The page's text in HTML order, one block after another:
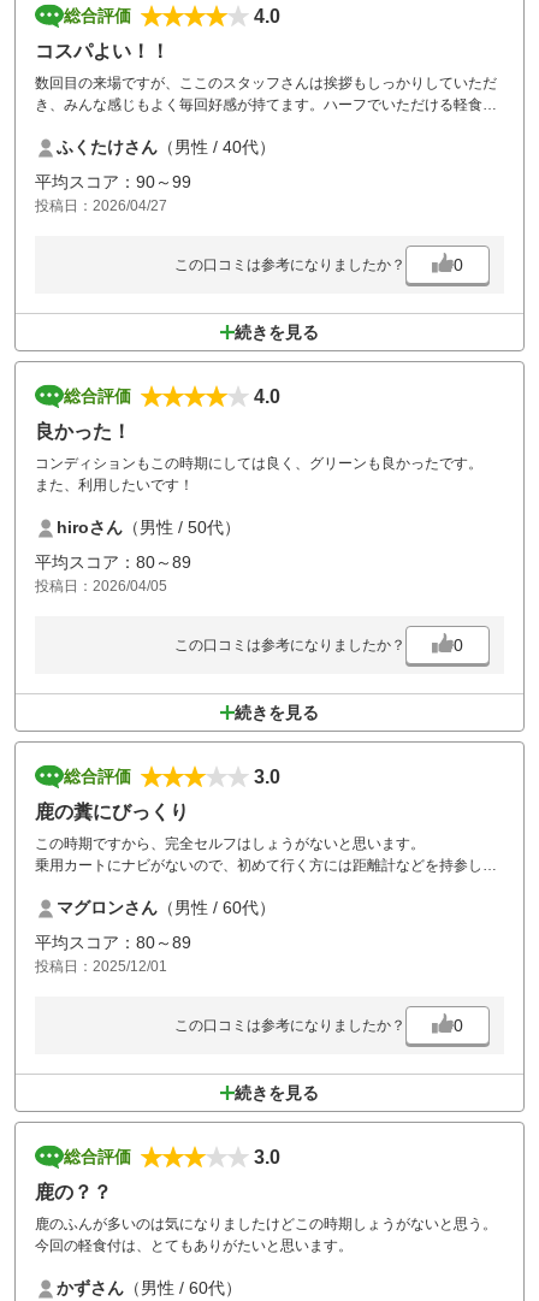
総合評価
4.0
コスパよい！！
数回目の来場ですが、ここのスタッフさんは挨拶もしっかりしていただ
き、みんな感じもよく毎回好感が持てます。ハーフでいただける軽食で
カート乗り入れ可能なので、所々傷むのは仕方ないですが、その割には
きちんとされてると思います。グリーンも何気に難しく毎回たのしませ
てもらっています。来月もまた行きたいなと妻と話しているのでその際
は是非お願いします。
ふくたけさん （男性 / 40代）
平均スコア：90～99
投稿日：2026/04/27
この口コミは参考になりましたか？ 0
続きを見る
総合評価
4.0
良かった！
コンディションもこの時期にしては良く、グリーンも良かったです。
また、利用したいです！
hiroさん （男性 / 50代）
平均スコア：80～89
投稿日：2026/04/05
この口コミは参考になりましたか？ 0
続きを見る
総合評価
3.0
鹿の糞にびっくり
この時期ですから、完全セルフはしょうがないと思います。
乗用カートにナビがないので、初めて行く方には距離計などを持参した
あと、鹿の糞が非常に多くボールの場所をちょっとずらしながらプレー
しました。
さすがにびっくりの量でした。（笑い）
ハーフの時のもらったおにぎりとサンドイッチは、うれしいサービスで
マグロンさん （男性 / 60代）
平均スコア：80～89
投稿日：2025/12/01
この口コミは参考になりましたか？ 0
続きを見る
総合評価
3.0
鹿の？？
鹿のふんが多いのは気になりましたけどこの時期しょうがないと思う。
今回の軽食付は、とてもありがたいと思います。
かずさん （男性 / 60代）